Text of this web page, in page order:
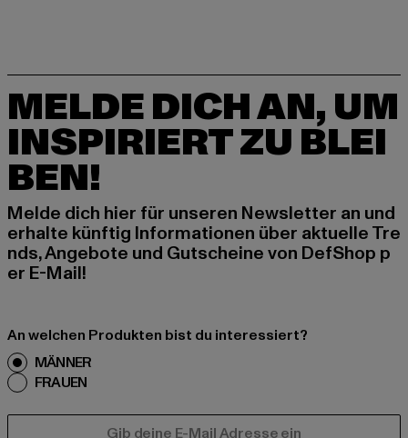
MELDE DICH AN, UM
INSPIRIERT ZU BLEI
BEN!
Melde dich hier für unseren Newsletter an und
erhalte künftig Informationen über aktuelle Tre
nds, Angebote und Gutscheine von DefShop p
er E-Mail!
An welchen Produkten bist du interessiert?
MÄNNER
FRAUEN